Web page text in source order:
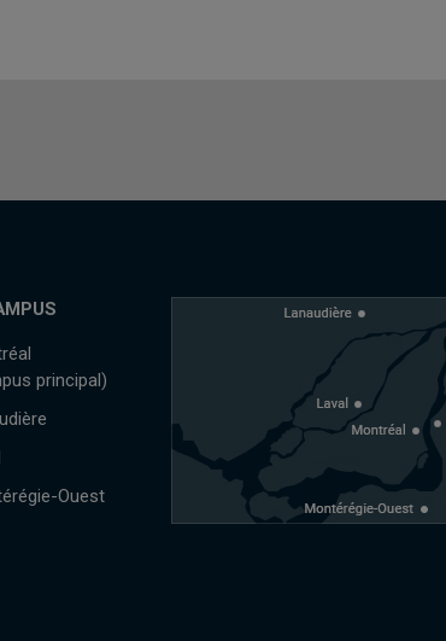
principal)
Ouest